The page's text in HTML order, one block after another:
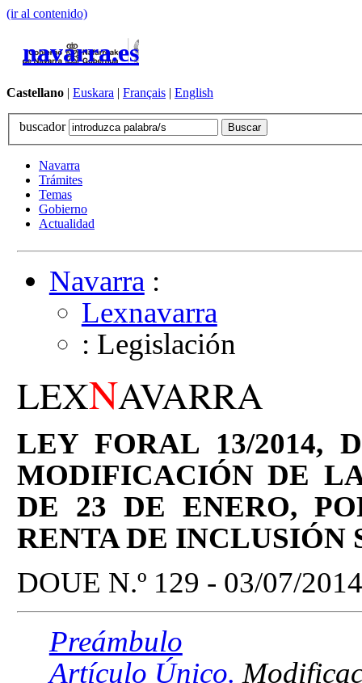
(ir al contenido)
navarra.es
Castellano | Euskara | Français | English
buscador
Navarra
Trámites
Temas
Gobierno
Actualidad
Navarra:
Lexnavarra
: Legislación
LEXNAVARRA
LEY FORAL 13/2014,
MODIFICACIÓN DE
DE 23 DE ENERO,
RENTA DE INCLUSIÓN
DOUE N.º 129 - 03/07/2014
Preámbulo
Artículo Único.